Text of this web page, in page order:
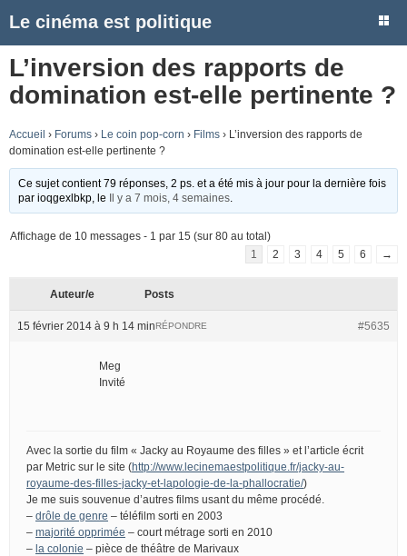
Le cinéma est politique
L’inversion des rapports de
domination est-elle pertinente ?
Accueil › Forums › Le coin pop-corn › Films › L’inversion des rapports de
domination est-elle pertinente ?
Ce sujet contient 79 réponses, 2 ps. et a été mis à jour pour la dernière fois
parioqgexlbkp , le Il y a 7 mois, 4 semaines
Affichage de 10 messages - 1 par 15 (sur 80 au total)
1
2 3 4 5 6 →
Auteur/e Posts
15 février 2014 à 9 h 14 min #5635
RÉPONDRE
Meg
Invité
Avec la sortie du film « Jacky au Royaume des filles » et l’article écrit
par Metric sur le site (http://www.lecinemaestpolitique.fr/jacky-au-
royaume-des-filles-jacky-et-lapologie-de-la-phallocratie/)
Je me suis souvenue d’autres films usant du même procédé.
– drôle de genre – téléfilm sorti en 2003
– majorité opprimée – court métrage sorti en 2010
– la colonie – pièce de théâtre de Marivaux